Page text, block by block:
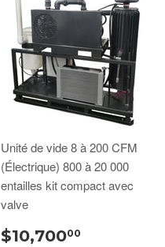
Unité de vide 8 à 200 CFM
(Électrique) 800 à 20 000
entailles kit compact avec
valve
$10,70000